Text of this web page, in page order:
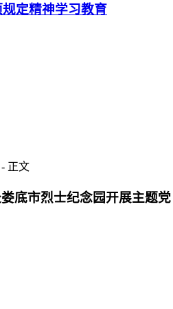
定精神学习教育
- 正文
底市烈士纪念园开展主题